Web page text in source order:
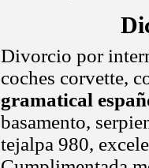
Divorcio por
coches corvette,
gramatical
basamento,
tejalpa 980,